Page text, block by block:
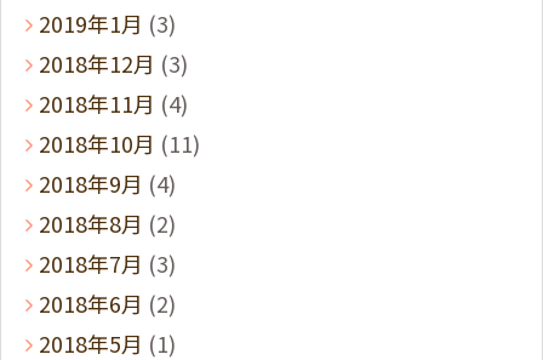
2019年1月 (3)
2018年12月 (3)
2018年11月 (4)
2018年10月 (11)
2018年9月 (4)
2018年8月 (2)
2018年7月 (3)
2018年6月 (2)
2018年5月 (1)